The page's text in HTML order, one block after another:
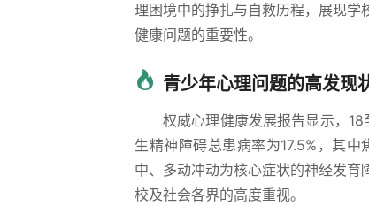
理困境中的挣扎与自救历程，展现
健康问题的重要性。
青少年心理问题的高发现
权威心理健康发展报告显示，
生精神障碍总患病率为17.5%，其
中、多动冲动为核心症状的神经发
校及社会各界的高度重视。